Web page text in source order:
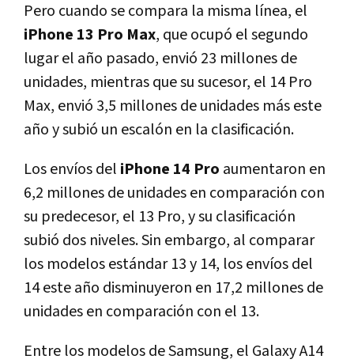
Pero cuando se compara la misma línea, el
iPhone 13 Pro Max, que ocupó el segundo
lugar el año pasado, envió 23 millones de
unidades, mientras que su sucesor, el 14 Pro
Max, envió 3,5 millones de unidades más este
año y subió un escalón en la clasificación.
Los envíos del iPhone 14 Pro aumentaron en
6,2 millones de unidades en comparación con
su predecesor, el 13 Pro, y su clasificación
subió dos niveles. Sin embargo, al comparar
los modelos estándar 13 y 14, los envíos del
14 este año disminuyeron en 17,2 millones de
unidades en comparación con el 13.
Entre los modelos de Samsung, el Galaxy A14